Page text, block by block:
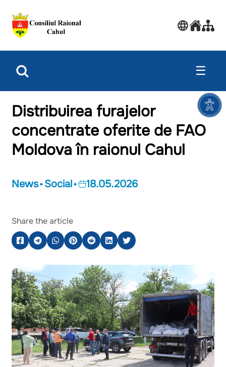
☰
Distribuirea furajelor
concentrate oferite de FAO
Moldova în raionul Cahul
News Social 18.05.2026
Share the article